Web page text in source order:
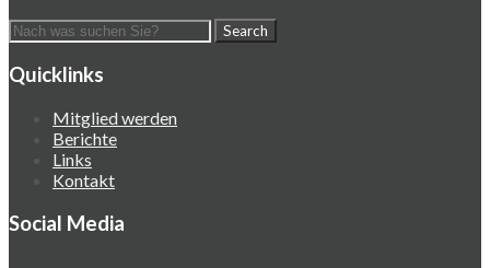
Quicklinks
Mitglied werden
Berichte
Links
Kontakt
Social Media